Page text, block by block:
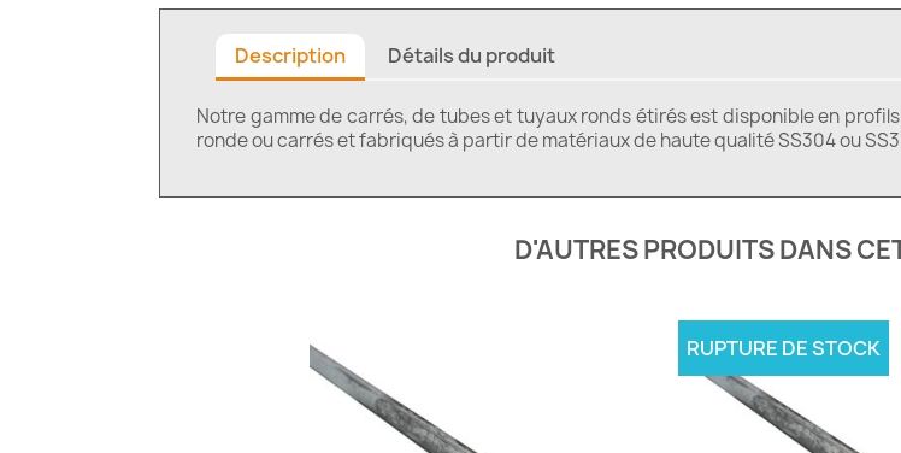
Description Détails du produit
Notre gamme de carrés, de tubes et tuyaux ronds étirés est disponible en
ronde ou carrés et fabriqués à partir de matériaux de haute qualité SS304 ou
D'AUTRES PRODUITS DANS
RUPTURE DE STOCK